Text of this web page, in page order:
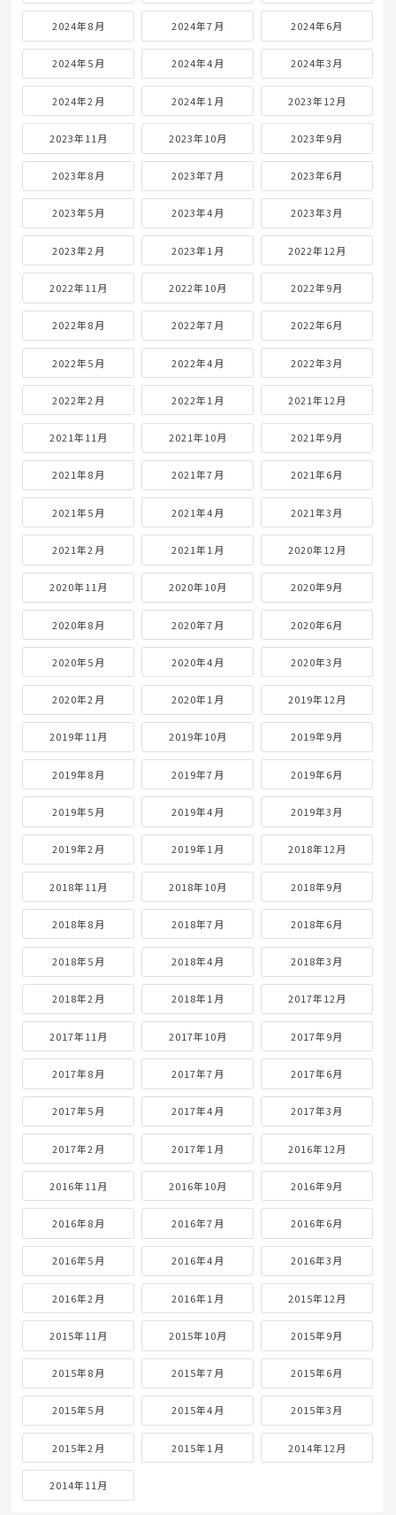
2024年8月 2024年7月 2024年6月
2024年5月 2024年4月 2024年3月
2024年2月 2024年1月 2023年12月
2023年11月 2023年10月 2023年9月
2023年8月 2023年7月 2023年6月
2023年5月 2023年4月 2023年3月
2023年2月 2023年1月 2022年12月
2022年11月 2022年10月 2022年9月
2022年8月 2022年7月 2022年6月
2022年5月 2022年4月 2022年3月
2022年2月 2022年1月 2021年12月
2021年11月 2021年10月 2021年9月
2021年8月 2021年7月 2021年6月
2021年5月 2021年4月 2021年3月
2021年2月 2021年1月 2020年12月
2020年11月 2020年10月 2020年9月
2020年8月 2020年7月 2020年6月
2020年5月 2020年4月 2020年3月
2020年2月 2020年1月 2019年12月
2019年11月 2019年10月 2019年9月
2019年8月 2019年7月 2019年6月
2019年5月 2019年4月 2019年3月
2019年2月 2019年1月 2018年12月
2018年11月 2018年10月 2018年9月
2018年8月 2018年7月 2018年6月
2018年5月 2018年4月 2018年3月
2018年2月 2018年1月 2017年12月
2017年11月 2017年10月 2017年9月
2017年8月 2017年7月 2017年6月
2017年5月 2017年4月 2017年3月
2017年2月 2017年1月 2016年12月
2016年11月 2016年10月 2016年9月
2016年8月 2016年7月 2016年6月
2016年5月 2016年4月 2016年3月
2016年2月 2016年1月 2015年12月
2015年11月 2015年10月 2015年9月
2015年8月 2015年7月 2015年6月
2015年5月 2015年4月 2015年3月
2015年2月 2015年1月 2014年12月
2014年11月